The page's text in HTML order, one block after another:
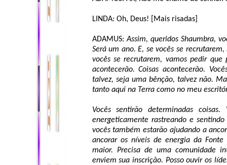
LINDA: Oh, Deus! [Mais risadas]
ADAMUS:Assim, queridos Shaumbra,
Será um ano. E, se vocês se
vocês se recrutarem, vamos pedir
acontecerão. Coisas acontecerão.
talvez, seja uma bênção, talvez não.
tanto aqui na Terra como no meu
Vocês sentirão determinadas
energeticamente rastreando e
vocês também estarão ajudando a
ancorar os níveis de energia da
maior. Precisa de uma comunidade
enviem sua inscrição. Posso ouvir os